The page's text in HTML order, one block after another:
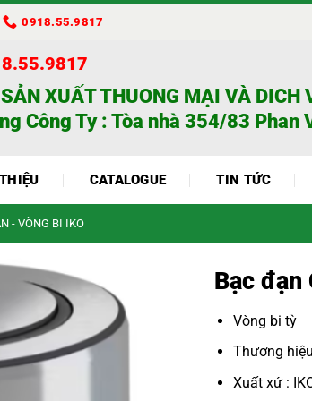
0918.55.9817
XUẤT THUONG MẠI VÀ DICH
Công Ty : Tòa nhà 354/83 Phan
CATALOGUE TIN TỨC
- VÒNG BI IKO
Bạc đạn
Vòng bi tỳ
Thương
Xuất xứ :